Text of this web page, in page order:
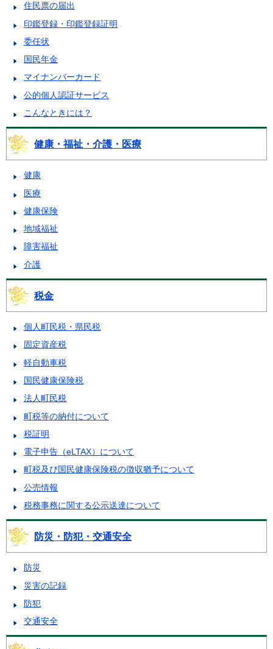
住民票の届出
印鑑登録・印鑑登録証明
委任状
国民年金
マイナンバーカード
公的個人認証サービス
こんなときには？
健康・福祉・介護・医療
健康
医療
健康保険
地域福祉
障害福祉
介護
税金
個人町民税・県民税
固定資産税
軽自動車税
国民健康保険税
法人町民税
町税等の納付について
税証明
電子申告（eLTAX）について
町税及び国民健康保険税の徴収猶予について
公売情報
税務事務に関する公示送達について
防災・防犯・交通安全
防災
災害の記録
防犯
交通安全